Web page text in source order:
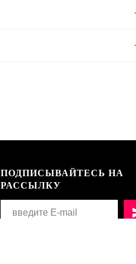
ПОДПИСЫВАЙТЕСЬ НА
РАССЫЛКУ